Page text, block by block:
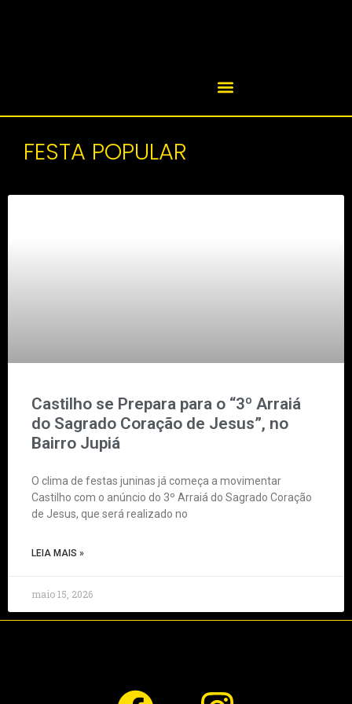
FESTA POPULAR
Castilho se Prepara para o “3º Arraiá
do Sagrado Coração de Jesus”, no
Bairro Jupiá
O clima de festas juninas já começa a movimentar
Castilho com o anúncio do 3º Arraiá do Sagrado Coração
de Jesus, que será realizado no
LEIA MAIS »
maio 15, 2026